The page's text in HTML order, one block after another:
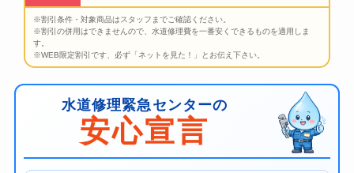
※割引条件・対象商品はスタッフまでご確認ください。
※割引の併用はできませんので、水道修理費を一番安くできるものを適用しま
す。
※WEB限定割引です、必ず「ネットを見た！」とお伝え下さい。
水道修理緊急センターの
安心宣言